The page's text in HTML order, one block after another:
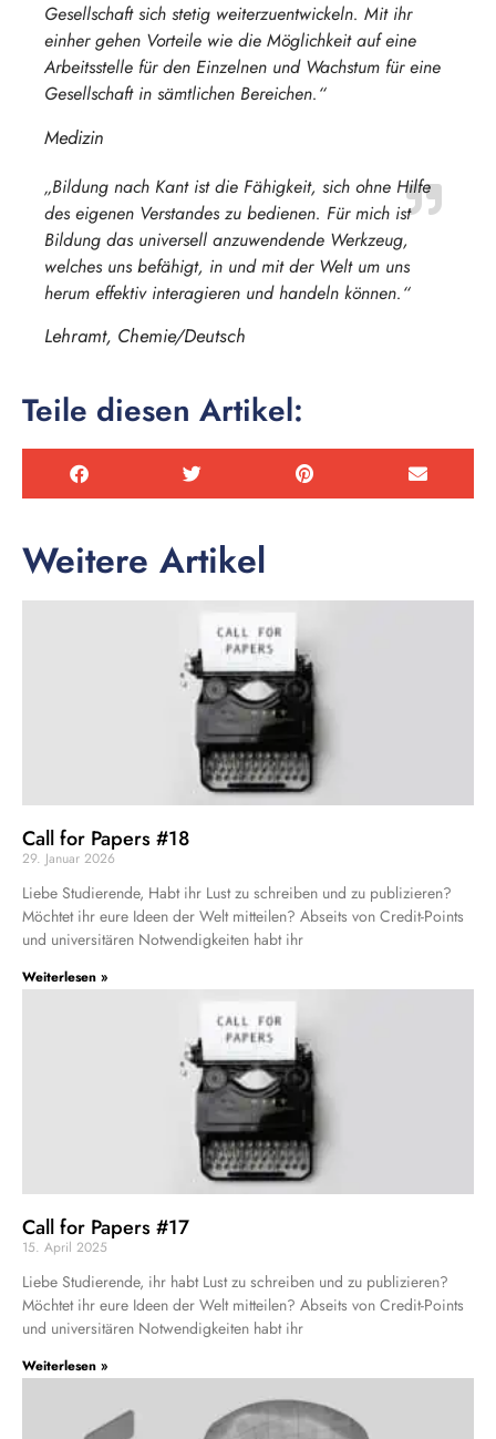
Gesellschaft sich stetig weiterzuentwickeln. Mit ihr
einher gehen Vorteile wie die Möglichkeit auf eine
Arbeitsstelle für den Einzelnen und Wachstum für eine
Gesellschaft in sämtlichen Bereichen.“
Medizin
„Bildung nach Kant ist die Fähigkeit, sich ohne Hilfe
des eigenen Verstandes zu bedienen. Für mich ist
Bildung das universell anzuwendende Werkzeug,
welches uns befähigt, in und mit der Welt um uns
herum effektiv interagieren und handeln können.“
Lehramt, Chemie/Deutsch
Teile diesen Artikel:
Weitere Artikel
Call for Papers #18
29. Januar 2026
Liebe Studierende, Habt ihr Lust zu schreiben und zu publizieren?
Möchtet ihr eure Ideen der Welt mitteilen? Abseits von Credit-Points
und universitären Notwendigkeiten habt ihr
Weiterlesen »
Call for Papers #17
15. April 2025
Liebe Studierende, ihr habt Lust zu schreiben und zu publizieren?
Möchtet ihr eure Ideen der Welt mitteilen? Abseits von Credit-Points
und universitären Notwendigkeiten habt ihr
Weiterlesen »